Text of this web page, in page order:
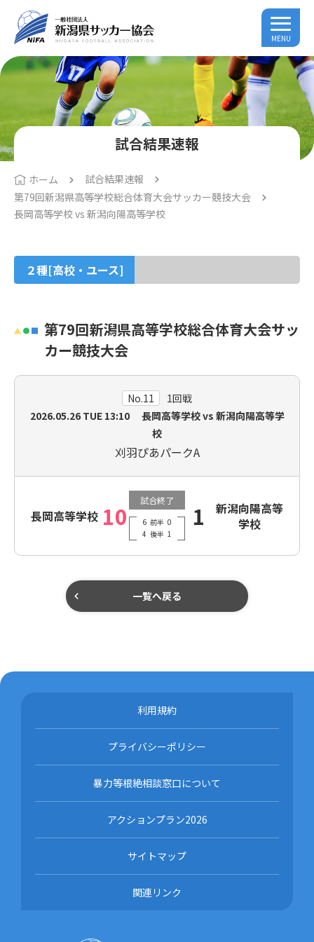
MENU
試合結果速報
ホーム
試合結果速報
第79回新潟県高等学校総合体育大会サッカー競技大会
長岡高等学校 vs 新潟向陽高等学校
２種[高校・ユース]
第79回新潟県高等学校総合体育大会サッ
カー競技大会
No.11
1回戦
2026.05.26 TUE13:10 長岡高等学校 vs 新潟向陽高等学
校
刈羽ぴあパークA
長岡高等学校 10
試合終了
6 前半 0
4 後半 1
1
新潟向陽高等
学校
一覧へ戻る
利用規約
プライバシーポリシー
暴力等根絶相談窓口について
アクションプラン2026
サイトマップ
関連リンク